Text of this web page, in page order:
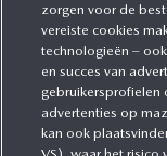
CATEGORIEËN
MEER
zorgen voor de
vereiste cookies
technologieën –
en succes van
gebruikersprofielen
advertenties op
kan ook